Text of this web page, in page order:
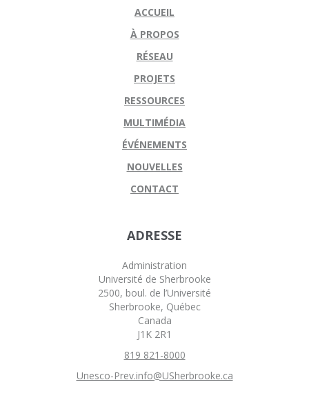
ACCUEIL
À PROPOS
RÉSEAU
PROJETS
RESSOURCES
MULTIMÉDIA
ÉVÉNEMENTS
NOUVELLES
CONTACT
ADRESSE
Administration
Université de Sherbrooke
2500, boul. de l’Université
Sherbrooke, Québec
Canada
J1K 2R1
819 821-8000
Unesco-Prev.info@USherbrooke.ca